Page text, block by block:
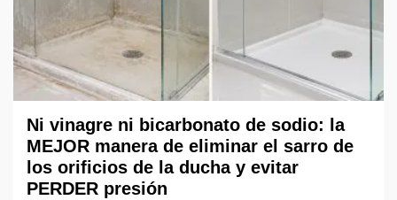
Ni vinagre ni bicarbonato de sodio: la
MEJOR manera de eliminar el sarro de
los orificios de la ducha y evitar
PERDER presión